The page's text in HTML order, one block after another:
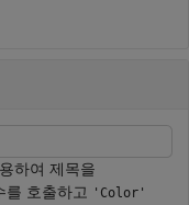
하여 제목을
를 호출하고 'Color'